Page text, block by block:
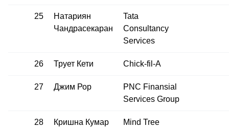
25
Натариян
Чандрасекаран
Tata
Consultancy
Services
26 Трует Кети Chick-fil‑A
27 Джим Рор
PNC Finansial
Services Group
28
Кришна Кумар
Mind Tree